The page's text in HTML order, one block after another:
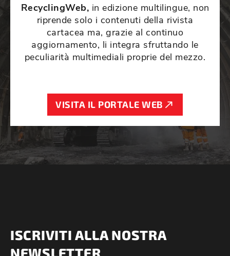
RecyclingWeb, in edizione multilingue, non
riprende solo i contenuti della rivista
cartacea ma, grazie al continuo
aggiornamento, li integra sfruttando le
peculiarità multimediali proprie del mezzo.
VISITA IL PORTALE WEB
ISCRIVITI ALLA NOSTRA